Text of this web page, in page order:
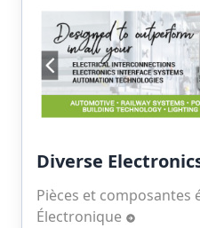
Diverse
Pièces et composantes
Électronique